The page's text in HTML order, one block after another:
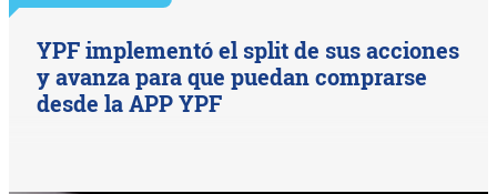
YPF implementó el split de sus acciones
y avanza para que puedan comprarse
desde la APP YPF